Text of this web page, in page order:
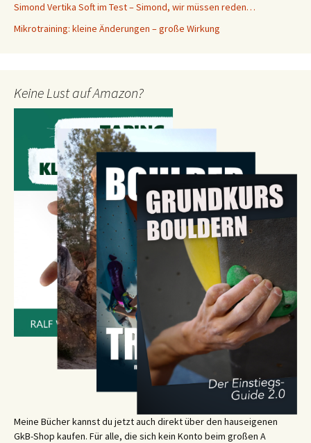
Simond Vertika Soft im Test – Simond, wir müssen reden…
Mikrotraining: kleine Änderungen – große Wirkung
Keine Lust auf Amazon?
Meine Bücher kannst du jetzt auch direkt über den hauseigenen
GkB-Shop kaufen. Für alle, die sich kein Konto beim großen A